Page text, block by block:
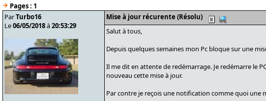
Pages : 1
ParTurbo16
Le06/05/2018à20:53:29
Mise à jour récurente (Résolu)
Salut à tous,
Depuis quelques semaines mon Pc bloque sur une
Il me dit en attente de redémarrage. Je redémarre le
nouveau cette mise à jour.
Par contre je reçois une notification comme quoi une